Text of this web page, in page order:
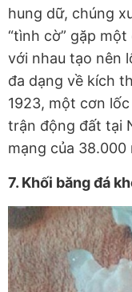
hung dữ, chúng
“tình cờ” gặp
với nhau tạo nên
đa dạng về kích
1923, một cơn
trận động đất tại
mạng của 38.000
7. Khối băng đá